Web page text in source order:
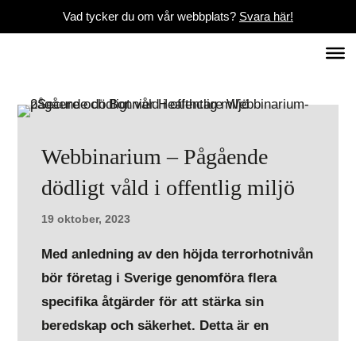
Vad tycker du om vår webbplats? Svara här!
Webbinarium – Pågående
dödligt våld i offentlig miljö
19 oktober, 2023
Med anledning av den höjda terrorhotnivån
bör företag i Sverige genomföra flera
specifika åtgärder för att stärka sin
beredskap och säkerhet. Detta är en